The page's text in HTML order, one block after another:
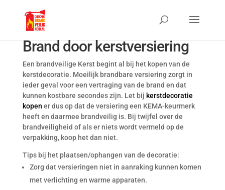
Brand door kerstversiering
Een brandveilige Kerst begint al bij het kopen van de
kerstdecoratie. Moeilijk brandbare versiering zorgt in
ieder geval voor een vertraging van de brand en dat
kunnen kostbare secondes zijn. Let bij kerstdecoratie
kopen er dus op dat de versiering een KEMA-keurmerk
heeft en daarmee brandveilig is. Bij twijfel over de
brandveiligheid of als er niets wordt vermeld op de
verpakking, koop het dan niet.
Tips bij het plaatsen/ophangen van de decoratie:
Zorg dat versieringen niet in aanraking kunnen komen
met verlichting en warme apparaten.